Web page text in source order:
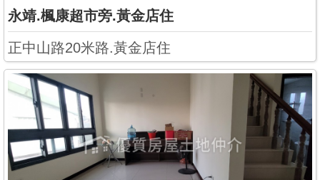
永靖.楓康超市旁.黃金店住
正中山路20米路.黃金店住